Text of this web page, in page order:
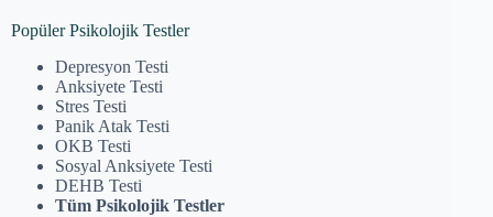
Popüler Psikolojik Testler
Depresyon Testi
Anksiyete Testi
Stres Testi
Panik Atak Testi
OKB Testi
Sosyal Anksiyete Testi
DEHB Testi
Tüm Psikolojik Testler